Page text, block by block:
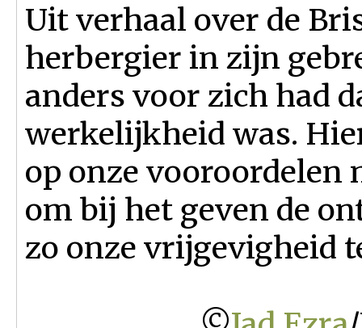
Uit verhaal over de
herbergier in zijn
anders voor zich had
werkelijkheid was.
op onze vooroordelen
om bij het geven de
zo onze vrijgevigheid